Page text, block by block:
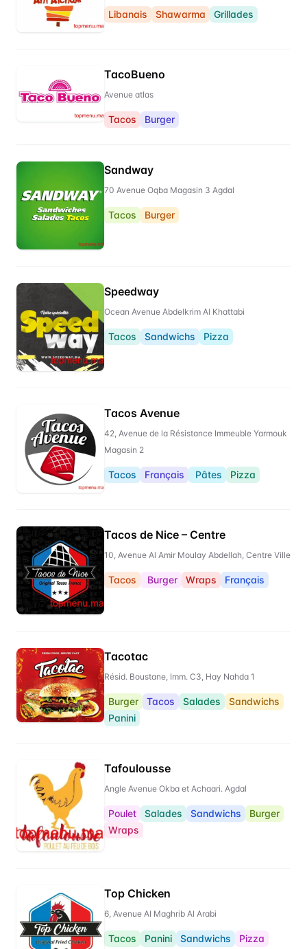
Libanais Shawarma Grillades
TacoBueno
Avenue atlas
Tacos Burger
Sandway
70 Avenue Oqba Magasin 3 Agdal
Tacos Burger
Speedway
Ocean Avenue Abdelkrim Al Khattabi
Tacos Sandwichs Pizza
Tacos Avenue
42, Avenue de la Résistance Immeuble Yarmouk
Magasin 2
Tacos Français Pâtes Pizza
Tacos de Nice – Centre
10, Avenue Al Amir Moulay Abdellah, Centre Ville
Tacos Burger Wraps Français
Tacotac
Résid. Boustane, Imm. C3, Hay Nahda 1
Burger Tacos Salades
Sandwichs
Panini
Tafoulousse
Angle Avenue Okba et Achaari. Agdal
Poulet Salades Sandwichs
Burger
Wraps
Top Chicken
6, Avenue Al Maghrib Al Arabi
Tacos Panini Sandwichs Pizza